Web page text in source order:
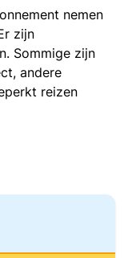
nemen
zijn
Sommige zijn
andere
reizen